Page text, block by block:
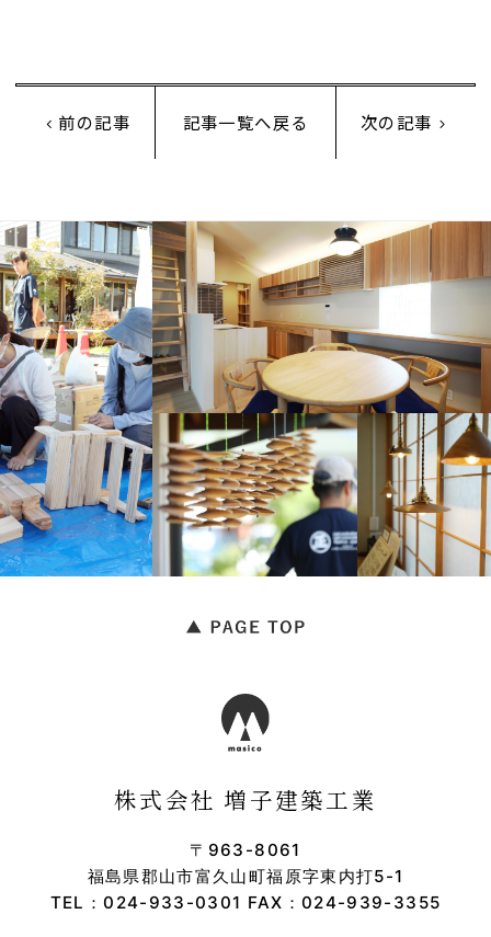
前の記事 記事一覧へ戻る 次の記事
株式会社 増子建築工業
〒963-8061
福島県郡山市富久山町福原字東内打5-1
TEL：024-933-0301 FAX：024-939-3355